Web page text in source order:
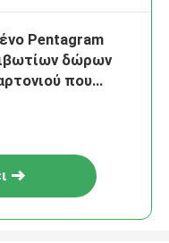
Pentagram
δώρων
που